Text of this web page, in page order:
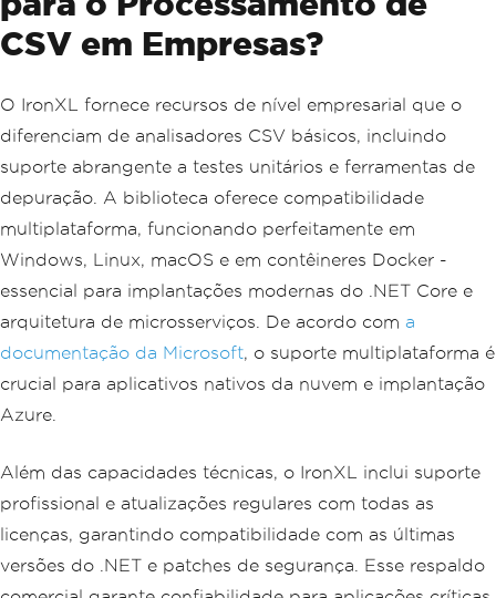
CSV em Empresas?
O IronXL fornece recursos de nível empresarial que o
diferenciam de analisadores CSV básicos, incluindo
suporte abrangente a testes unitários e ferramentas de
depuração. A biblioteca oferece compatibilidade
multiplataforma, funcionando perfeitamente em
Windows, Linux, macOS e em contêineres Docker -
essencial para implantações modernas do .NET Core e
arquitetura de microsserviços. De acordo com a
documentação da Microsoft, o suporte multiplataforma é
crucial para aplicativos nativos da nuvem e implantação
Azure.
Além das capacidades técnicas, o IronXL inclui suporte
profissional e atualizações regulares com todas as
licenças, garantindo compatibilidade com as últimas
versões do .NET e patches de segurança. Esse respaldo